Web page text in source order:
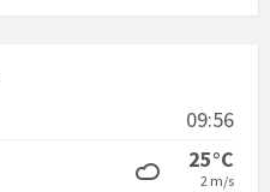
09:56
25°C
2 m/s